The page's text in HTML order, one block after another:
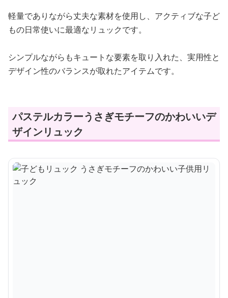
軽量でありながら丈夫な素材を使用し、アクティブな子ど
もの日常使いに最適なリュックです。
シンプルながらもキュートな要素を取り入れた、実用性と
デザイン性のバランスが取れたアイテムです。
パステルカラーうさぎモチーフのかわいいデ
ザインリュック